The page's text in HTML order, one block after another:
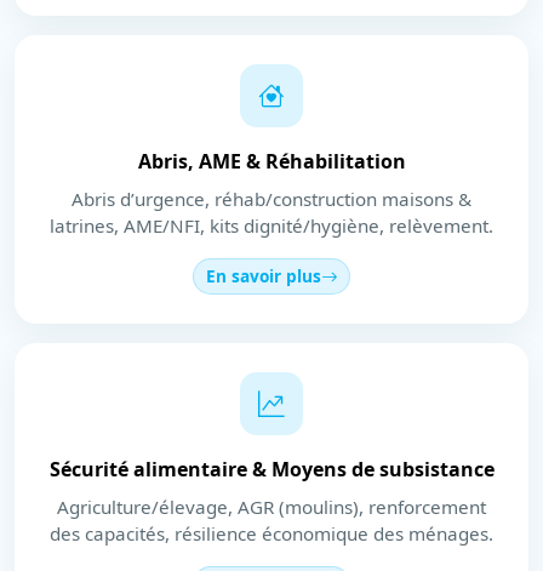
Abris, AME & Réhabilitation
Abris d’urgence, réhab/construction maisons &
latrines, AME/NFI, kits dignité/hygiène, relèvement.
En savoir plus
Sécurité alimentaire & Moyens de subsistance
Agriculture/élevage, AGR (moulins), renforcement
des capacités, résilience économique des ménages.